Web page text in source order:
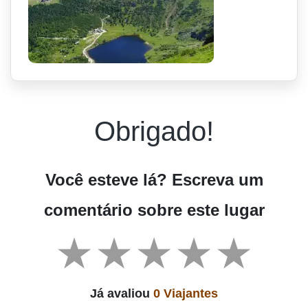
Obrigado!
Você esteve lá? Escreva um
comentário sobre este lugar
Já avaliou 0 Viajantes